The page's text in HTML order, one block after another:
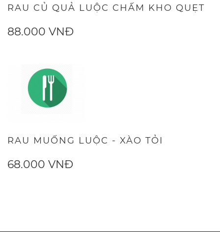
RAU CỦ QUẢ LUỘC CHẤM KHO QUẸT
88.000 VNĐ
RAU MUỐNG LUỘC - XÀO TỎI
68.000 VNĐ